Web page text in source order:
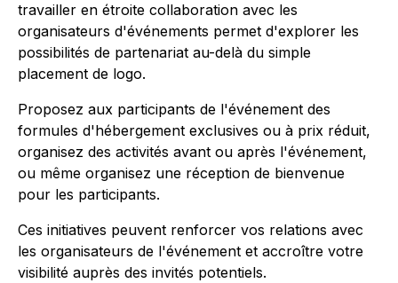
travailler en étroite collaboration avec les
organisateurs d'événements permet d'explorer les
possibilités de partenariat au-delà du simple
placement de logo.
Proposez aux participants de l'événement des
formules d'hébergement exclusives ou à prix réduit,
organisez des activités avant ou après l'événement,
ou même organisez une réception de bienvenue
pour les participants.
Ces initiatives peuvent renforcer vos relations avec
les organisateurs de l'événement et accroître votre
visibilité auprès des invités potentiels.